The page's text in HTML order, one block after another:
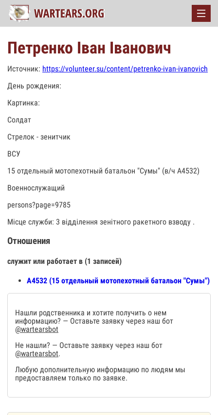
Петренко Іван Іванович
Источник: https://volunteer.su/content/petrenko-ivan-ivanovich
День рождения:
Картинка:
Солдат
Стрелок - зенитчик
ВСУ
15 отдельный мотопехотный батальон "Сумы" (в/ч А4532)
Военнослужащий
persons?page=9785
Місце служби: 3 відділення зенітного ракетного взводу .
Отношения
служит или работает в (1 записей)
А4532 (15 отдельный мотопехотный батальон "Сумы")
Нашли родственника и хотите получить о нем
информацию? — Оставьте заявку через наш бот
@wartearsbot
Не нашли? — Оставьте заявку через наш бот
@wartearsbot.
Любую дополнительную информацию по людям мы
предоставляем только по заявке.